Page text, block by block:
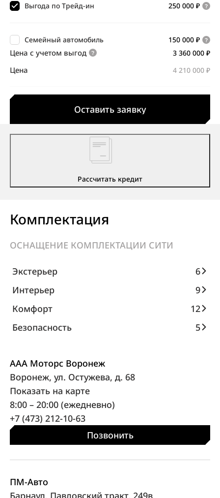
250 000 ₽
Выгода по Трейд-ин
150 000 ₽
Семейный автомобиль
Цена с учетом выгод 3 360 000 ₽
Цена 4 210 000 ₽
Оставить заявку
Рассчитать кредит
Комплектация
ОСНАЩЕНИЕ КОМПЛЕКТАЦИИ СИТИ
Экстерьер
6
Интерьер
9
Комфорт
12
Безопасность
5
ААА Моторс Воронеж
Воронеж, ул. Остужева, д. 68
Показать на карте
8:00 – 20:00 (ежедневно)
+7 (473) 212-10-63
Позвонить
ПМ-Авто
Барнаул, Павловский тракт, 249в